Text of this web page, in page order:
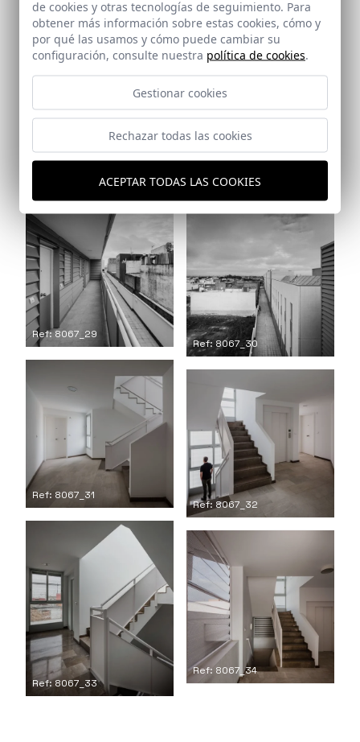
Ref: 8067_26
Ref: 8067_27
Ref: 8067_29
Ref: 8067_30
Ref: 8067_31
Ref: 8067_32
Ref: 8067_33
Ref: 8067_34
de cookies y otras tecnologías de seguimiento. Para
obtener más información sobre estas cookies, cómo y
por qué las usamos y cómo puede cambiar su
configuración, consulte nuestra política de cookies.
Gestionar cookies
Rechazar todas las cookies
ACEPTAR TODAS LAS COOKIES